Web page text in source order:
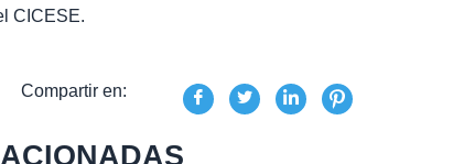
CICESE.
Compartir en: